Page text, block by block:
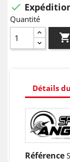

Quantité

Détails
Référence